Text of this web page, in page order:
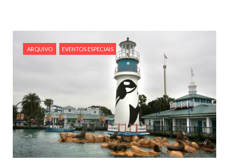
ARQUIVO EVENTOS ESPECIAIS